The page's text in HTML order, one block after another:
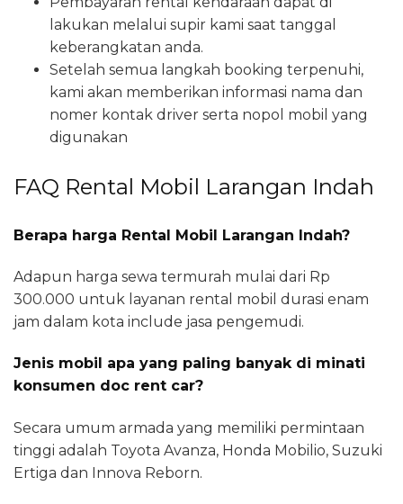
lakukan melalui supir kami saat tanggal
keberangkatan anda.
Setelah semua langkah booking terpenuhi,
kami akan memberikan informasi nama dan
nomer kontak driver serta nopol mobil yang
digunakan
FAQ Rental Mobil Larangan Indah
Berapa harga Rental Mobil Larangan Indah?
Adapun harga sewa termurah mulai dari Rp
300.000 untuk layanan rental mobil durasi enam
jam dalam kota include jasa pengemudi.
Jenis mobil apa yang paling banyak di minati
konsumen doc rent car?
Secara umum armada yang memiliki permintaan
tinggi adalah Toyota Avanza, Honda Mobilio, Suzuki
Ertiga dan Innova Reborn.